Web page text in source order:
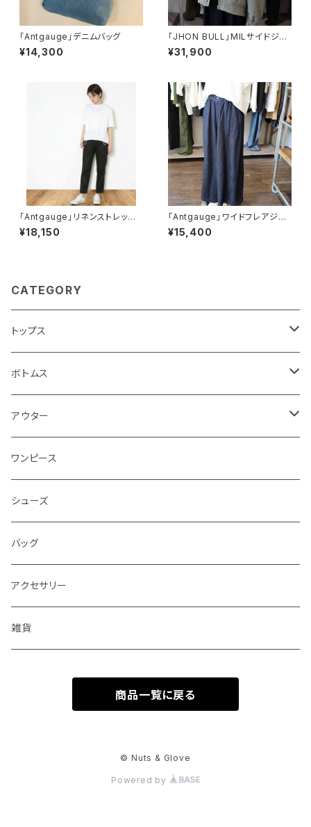
「Antgauge」デニムバッグ
¥14,300
「JHON BULL」MILサイドジッ
プリブブルゾン
¥31,900
「Antgauge」リネンストレッチ
イージートラウザー
¥18,150
「Antgauge」ワイドフレアジー
ンズ
¥15,400
CATEGORY
トップス
カットソー
ニット
ブラウス
ボトムス
スカート
パンツ
アウター
コート
ブルゾン
ベスト
ワンピース
シューズ
バッグ
アクセサリー
雑貨
商品一覧に戻る
© Nuts & Glove
Powered by